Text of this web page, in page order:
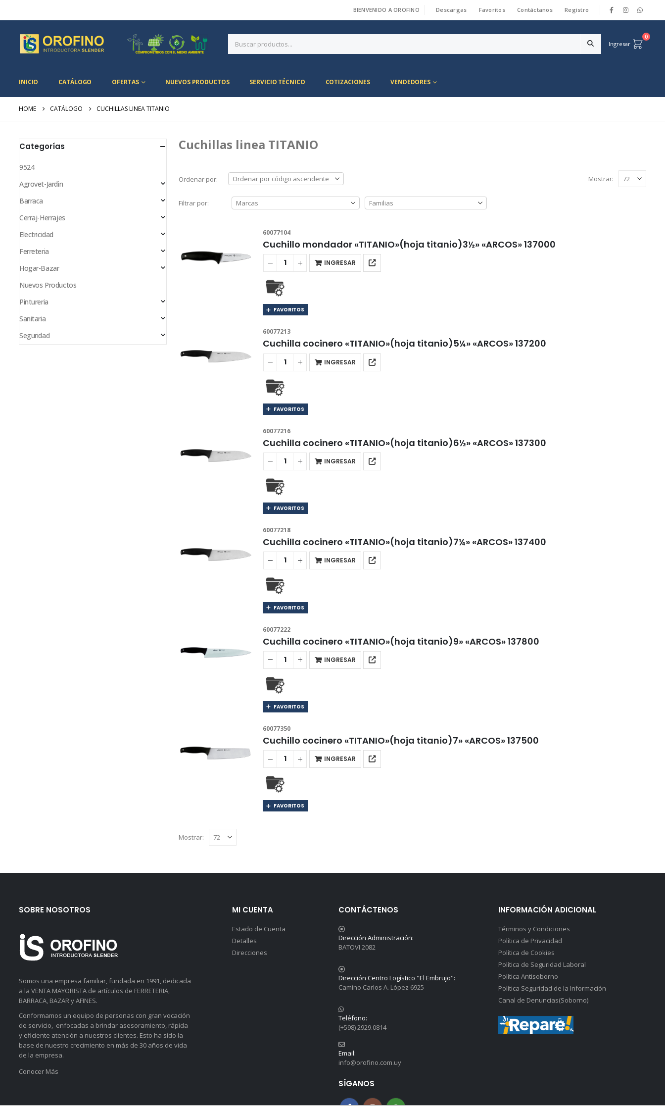
BIENVENIDO A OROFINO Descargas Favoritos Contáctanos Registro
Ingresar
0
INICIO CATÁLOGO OFERTAS NUEVOS PRODUCTOS SERVICIO TÉCNICO COTIZACIONES VENDEDORES
HOME CATÁLOGO CUCHILLAS LINEA TITANIO
Cuchillas linea TITANIO
Ordenar por: Mostrar:
Filtrar por:
60077104
Cuchillo mondador «TITANIO»(hoja titanio)3½» «ARCOS» 137000
INGRESAR
FAVORITOS
60077213
Cuchilla cocinero «TITANIO»(hoja titanio)5¼» «ARCOS» 137200
INGRESAR
FAVORITOS
60077216
Cuchilla cocinero «TITANIO»(hoja titanio)6½» «ARCOS» 137300
INGRESAR
FAVORITOS
60077218
Cuchilla cocinero «TITANIO»(hoja titanio)7¼» «ARCOS» 137400
INGRESAR
FAVORITOS
60077222
Cuchilla cocinero «TITANIO»(hoja titanio)9» «ARCOS» 137800
INGRESAR
FAVORITOS
60077350
Cuchillo cocinero «TITANIO»(hoja titanio)7» «ARCOS» 137500
INGRESAR
FAVORITOS
Mostrar:
Categorías
9524
Agrovet-Jardin
Barraca
Cerraj-Herrajes
Electricidad
Ferreteria
Hogar-Bazar
Nuevos Productos
Pintureria
Sanitaria
Seguridad
SOBRE NOSOTROS
Somos una empresa familiar, fundada en 1991, dedicada
a la VENTA MAYORISTA de artículos de FERRETERIA,
BARRACA, BAZAR y AFINES.
Conformamos un equipo de personas con gran vocación
de servicio, enfocadas a brindar asesoramiento, rápida
y eficiente atención a nuestros clientes. Esto ha sido la
base de nuestro crecimiento en más de 30 años de vida
de la empresa.
Conocer Más
MI CUENTA
Estado de Cuenta
Detalles
Direcciones
CONTÁCTENOS
Dirección Administración:
BATOVI 2082
Dirección Centro Logístico "El Embrujo":
Camino Carlos A. López 6925
Teléfono:
(+598) 2929.0814
Email:
info@orofino.com.uy
SÍGANOS
INFORMACIÓN ADICIONAL
Términos y Condiciones
Política de Privacidad
Política de Cookies
Política de Seguridad Laboral
Política Antisoborno
Política Seguridad de la Información
Canal de Denuncias(Soborno)